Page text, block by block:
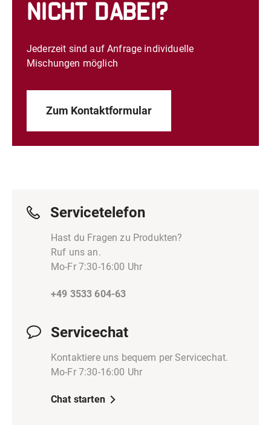
nicht dabei?
Jederzeit sind auf Anfrage individuelle
Mischungen möglich
Zum Kontaktformular
Servicetelefon
Hast du Fragen zu Produkten?
Ruf uns an.
Mo-Fr 7:30-16:00 Uhr
+49 3533 604-63
Servicechat
Kontaktiere uns bequem per Servicechat.
Mo-Fr 7:30-16:00 Uhr
Chat starten